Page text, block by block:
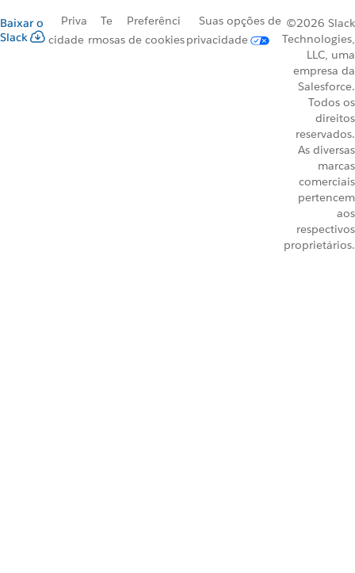
Baixar o
Slack
Priva
cidade
Te
rmos
Preferênci
as de cookies
Suas opções de
privacidade
©2026 Slack
Technologies,
LLC, uma
empresa da
Salesforce.
Todos os
direitos
reservados.
As diversas
marcas
comerciais
pertencem
aos
respectivos
proprietários.